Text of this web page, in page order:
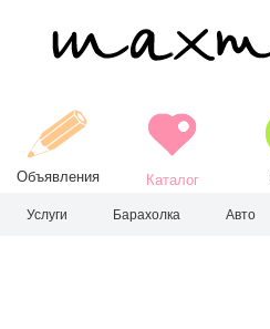
Объявления Каталог
Услуги Барахолка Авто